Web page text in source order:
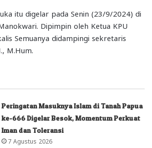
itu digelar pada Senin (23/9/2024) di
Dipimpin oleh Ketua KPU
Semuanya didampingi sekretaris
M.Hum.
Peringatan Masuknya Islam di Tanah Papua
ke-666 Digelar Besok, Momentum Perkuat
Iman dan Toleransi
7 Agustus 2026